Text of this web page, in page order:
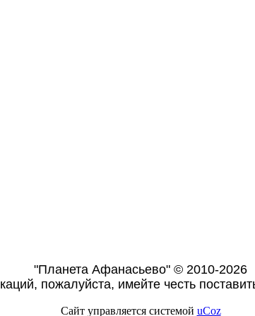
"Планета Афанасьево" © 2010-2026
пожалуйста, имейте честь
Сайт управляется системой uCoz